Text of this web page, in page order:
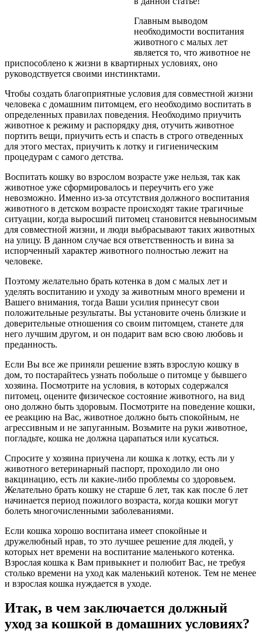
Главным выводом
необходимости воспитания
животного с малых лет
является то, что животное не
приспособлено к жизни в квартирных условиях, оно
руководствуется своими инстинктами.
Чтобы создать благоприятные условия для совместной жизни
человека с домашним питомцем, его необходимо воспитать в
определенных правилах поведения. Необходимо приучить
животное к режиму и распорядку дня, отучить животное
портить вещи, приучить есть и спасть в строго отведенных
для этого местах, приучить к лотку и гигиеническим
процедурам с самого детства.
Воспитать кошку во взрослом возрасте уже нельзя, так как
животное уже сформировалось и переучить его уже
невозможно. Именно из-за отсутствия должного воспитания
животного в детском возрасте происходят такие трагичные
ситуации, когда выросший питомец становится невыносимым
для совместной жизни, и люди выбрасывают таких животных
на улицу. В данном случае вся ответственность и вина за
испорченный характер животного полностью лежит на
человеке.
Поэтому желательно брать котенка в дом с малых лет и
уделять воспитанию и уходу за животным много времени и
Вашего внимания, тогда Ваши усилия принесут свои
положительные результаты. Вы установите очень близкие и
доверительные отношения со своим питомцем, станете для
него лучшим другом, и он подарит вам всю свою любовь и
преданность.
Если Вы все же приняли решение взять взрослую кошку в
дом, то постарайтесь узнать побольше о питомце у бывшего
хозяина. Посмотрите на условия, в которых содержался
питомец, оцените физическое состояние животного, на вид
оно должно быть здоровым. Посмотрите на поведение кошки,
ее реакцию на Вас, животное должно быть спокойным, не
агрессивным и не запуганным. Возьмите на руки животное,
погладьте, кошка не должна царапаться или кусаться.
Спросите у хозяина приучена ли кошка к лотку, есть ли у
животного ветеринарный паспорт, проходило ли оно
вакцинацию, есть ли какие-либо проблемы со здоровьем.
Желательно брать кошку не старше 6 лет, так как после 6 лет
начинается период пожилого возраста, когда кошки могут
болеть многочисленными заболеваниями.
Если кошка хорошо воспитана имеет спокойные и
дружелюбный нрав, то это лучшее решение для людей, у
которых нет времени на воспитание маленького котенка.
Взрослая кошка к Вам привыкнет и полюбит Вас, не требуя
столько времени на уход как маленький котенок. Тем не менее
и взрослая кошка нуждается в уходе.
Итак, в чем заключается должный
уход за кошкой в домашних условиях?